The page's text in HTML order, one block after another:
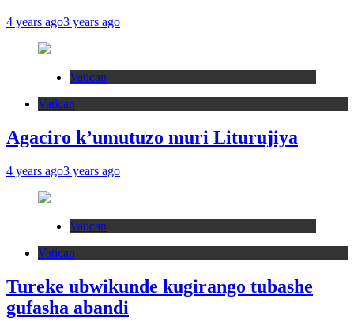
4 years ago3 years ago
Vatican
Vatican
Agaciro k’umutuzo muri Liturujiya
4 years ago3 years ago
Vatican
Vatican
Tureke ubwikunde kugirango tubashe
gufasha abandi